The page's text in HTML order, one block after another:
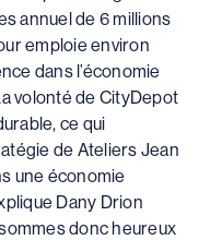
annuel de 6 millions
emploie environ
dans l’économie
volonté de CityDepot
ce qui
de Ateliers Jean
une économie
Dany Drion
donc heureux